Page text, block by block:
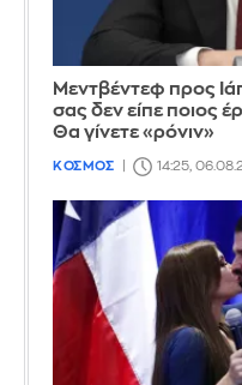
Μεντβέντεφ προς
σας δεν είπε ποιος
Θα γίνετε «ρόνιν»
ΚΟΣΜΟΣ 14:25,